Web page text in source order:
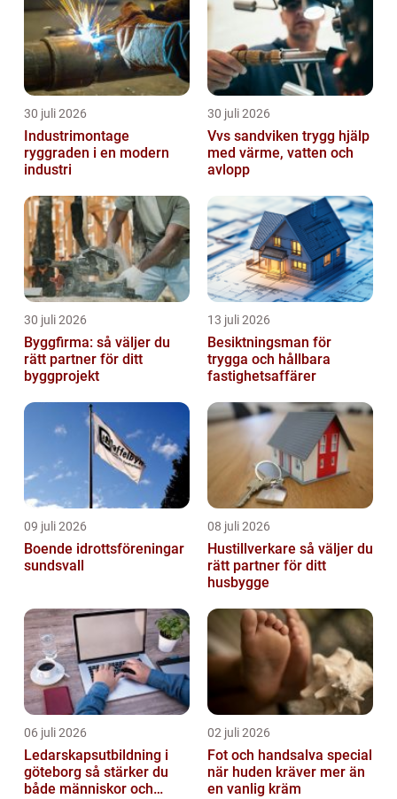
30 juli 2026
Industrimontage
ryggraden i en modern
industri
30 juli 2026
Vvs sandviken trygg hjälp
med värme, vatten och
avlopp
30 juli 2026
Byggfirma: så väljer du
rätt partner för ditt
byggprojekt
13 juli 2026
Besiktningsman för
trygga och hållbara
fastighetsaffärer
09 juli 2026
Boende idrottsföreningar
sundsvall
08 juli 2026
Hustillverkare så väljer du
rätt partner för ditt
husbygge
06 juli 2026
Ledarskapsutbildning i
göteborg så stärker du
både människor och
02 juli 2026
Fot och handsalva special
när huden kräver mer än
en vanlig kräm